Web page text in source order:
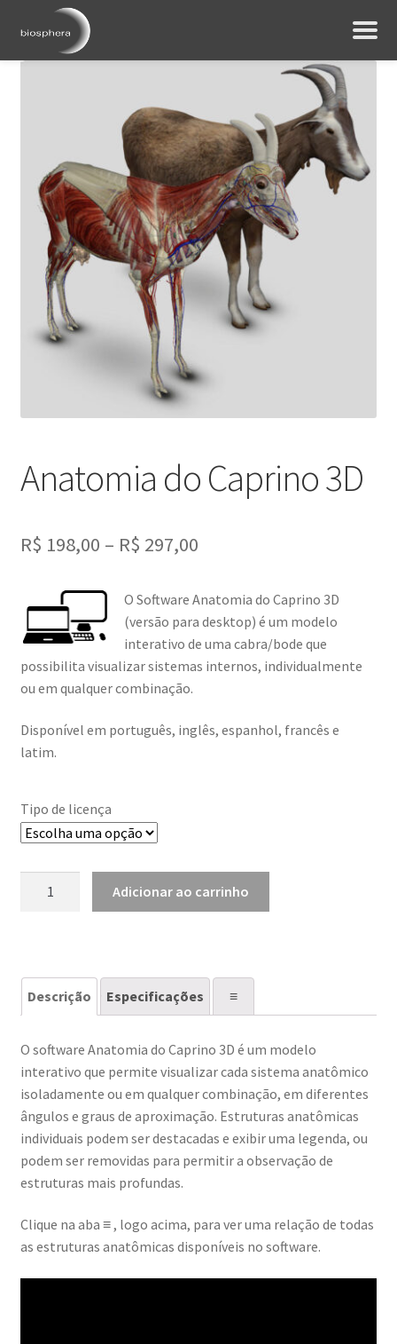
Anatomia do Caprino 3D
R$ 198,00 – R$ 297,00Faixa
preço:
R$ 198,00
através
O Software Anatomia do Caprino 3D
(versão para desktop) é um modelo
interativo de uma cabra/bode que
possibilita visualizar sistemas internos, individualmente
ou em qualquer combinação.
Disponível em português, inglês, espanhol, francês e
latim.
Tipo de licença
Adicionar ao carrinho
Descrição Especificações ⠀≡⠀
O software Anatomia do Caprino 3D é um modelo
interativo que permite visualizar cada sistema anatômico
isoladamente ou em qualquer combinação, em diferentes
ângulos e graus de aproximação. Estruturas anatômicas
individuais podem ser destacadas e exibir uma legenda, ou
podem ser removidas para permitir a observação de
estruturas mais profundas.
Clique na aba ≡ , logo acima, para ver uma relação de todas
as estruturas anatômicas disponíveis no software.